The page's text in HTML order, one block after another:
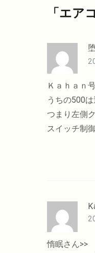
ビ
ー
シ
ョ
ン
「エア
Ｋａｈａｎ
うちの500
つまり左側
スイッチ制
惰眠さん>>